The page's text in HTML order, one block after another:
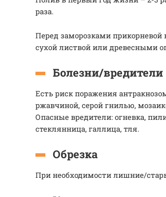
раза.
Перед заморозками прикорневой
сухой листвой или древесными
Болезни/вредители
Есть риск поражения
ржавчиной, серой гнилью,
Опасные вредители: огневка,
стеклянница, галлица, тля.
Обрезка
При необходимости лишние/